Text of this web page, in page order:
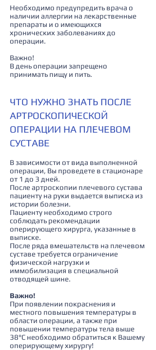
​Необходимо предупредить врача о
наличии аллергии на лекарственные
препараты и о имеющихся
хронических заболеваниях до
операции.
Важно!
В день операции запрещено
принимать пищу и пить.
ЧТО НУЖНО ЗНАТЬ ПОСЛЕ
АРТРОСКОПИЧЕСКОЙ
ОПЕРАЦИИ НА ПЛЕЧЕВОМ
СУСТАВЕ
В зависимости от вида выполненной
операции, Вы проведете в стационаре
от 1 до 3 дней.
После артроскопии плечевого сустава
пациенту на руки выдается выписка из
истории болезни.
Пациенту необходимо строго
соблюдать рекомендации
оперирующего хирурга, указанные в
выписке.
После ряда вмешательств на плечевом
суставе требуется ограничение
физической нагрузки и
иммобилизация в специальной
отводящей шине.
Важно!
При появлении покраснения и
местного повышения температуры в
области операции, а также при
повышении температуры тела выше
38°С необходимо обратиться к Вашему
оперирующему хирургу!